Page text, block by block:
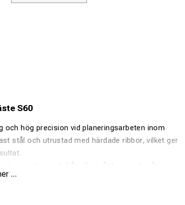
S60
hög precision vid planeringsarbeten inom
stål och utrustad med härdade ribbor, vilket ger
antingen bakåt eller inåt beroende på
finns även möjlighet att kombinera det med
...